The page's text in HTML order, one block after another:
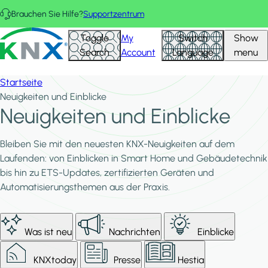
Direkt zum Inhalt
Brauchen Sie Hilfe?Supportzentrum
KNX - Homepage Toggle
Search
My
Account
Switch
Language
Show
menu
Startseite
Neuigkeiten und Einblicke
Neuigkeiten und Einblicke
Bleiben Sie mit den neuesten KNX-Neuigkeiten auf dem
Laufenden: von Einblicken in Smart Home und Gebäudetechnik
bis hin zu ETS-Updates, zertifizierten Geräten und
Automatisierungsthemen aus der Praxis.
Was ist neu Nachrichten Einblicke
KNXtoday Presse Hestia